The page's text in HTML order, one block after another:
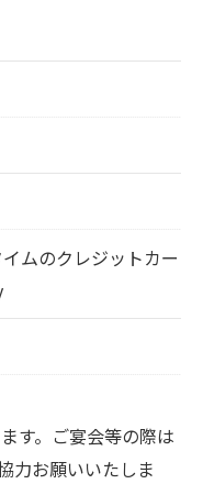
ムのクレジットカー
す。ご宴会等の際は
力お願いいたしま